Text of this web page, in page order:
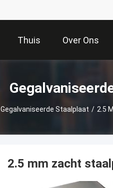
Thuis Over Ons
Gegalvaniseerde Staalplaat / 2.5
2.5 mm zacht